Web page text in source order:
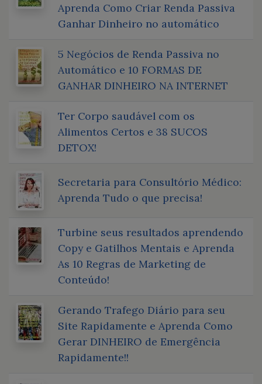
Aprenda Como Criar Renda Passiva
Ganhar Dinheiro no automático
5 Negócios de Renda Passiva no
Automático e 10 FORMAS DE
GANHAR DINHEIRO NA INTERNET
Ter Corpo saudável com os
Alimentos Certos e 38 SUCOS
DETOX!
Secretaria para Consultório Médico:
Aprenda Tudo o que precisa!
Turbine seus resultados aprendendo
Copy e Gatilhos Mentais e Aprenda
As 10 Regras de Marketing de
Conteúdo!
Gerando Trafego Diário para seu
Site Rapidamente e Aprenda Como
Gerar DINHEIRO de Emergência
Rapidamente!!